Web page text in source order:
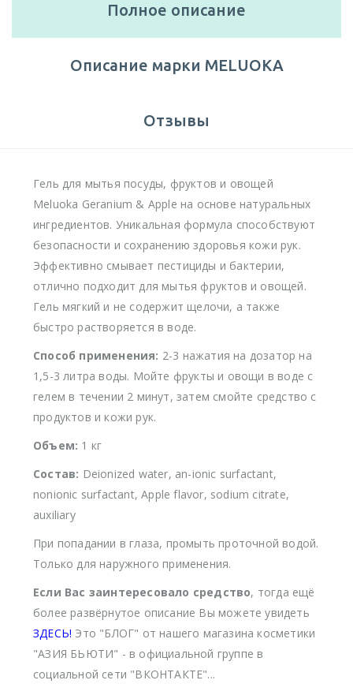
Полное описание
Описание марки MELUOKA
Отзывы
Гель для мытья посуды, фруктов и овощей
Meluoka Geranium & Apple на основе натуральных
ингредиентов. Уникальная формула способствуют
безопасности и сохранению здоровья кожи рук.
Эффективно смывает пестициды и бактерии,
отлично подходит для мытья фруктов и овощей.
Гель мягкий и не содержит щелочи, а также
быстро растворяется в воде.
Способ применения: 2-3 нажатия на дозатор на
1,5-3 литра воды. Мойте фрукты и овощи в воде с
гелем в течении 2 минут, затем смойте средство с
продуктов и кожи рук.
Объем: 1 кг
Состав: Deionized water, an-ionic surfactant,
nonionic surfactant, Apple flavor, sodium citrate,
auxiliary
При попадании в глаза, промыть проточной водой.
Только для наружного применения.
Если Вас заинтересовало средство, тогда ещё
более развёрнутое описание Вы можете увидеть
ЗДЕСЬ! Это "БЛОГ" от нашего магазина косметики
"АЗИЯ БЬЮТИ" - в официальной группе в
социальной сети "ВКОНТАКТЕ"...